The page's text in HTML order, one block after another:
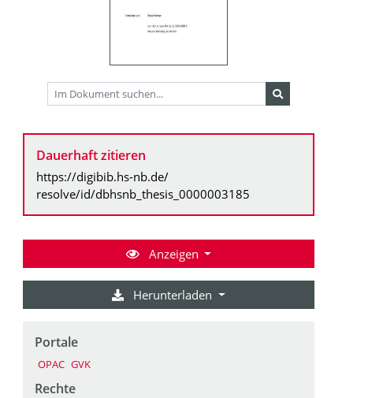
Dauerhaft zitieren
https://digibib.hs-nb.de/
resolve/id/dbhsnb_thesis_0000003185
Anzeigen
Herunterladen
Portale
OPAC GVK
Rechte